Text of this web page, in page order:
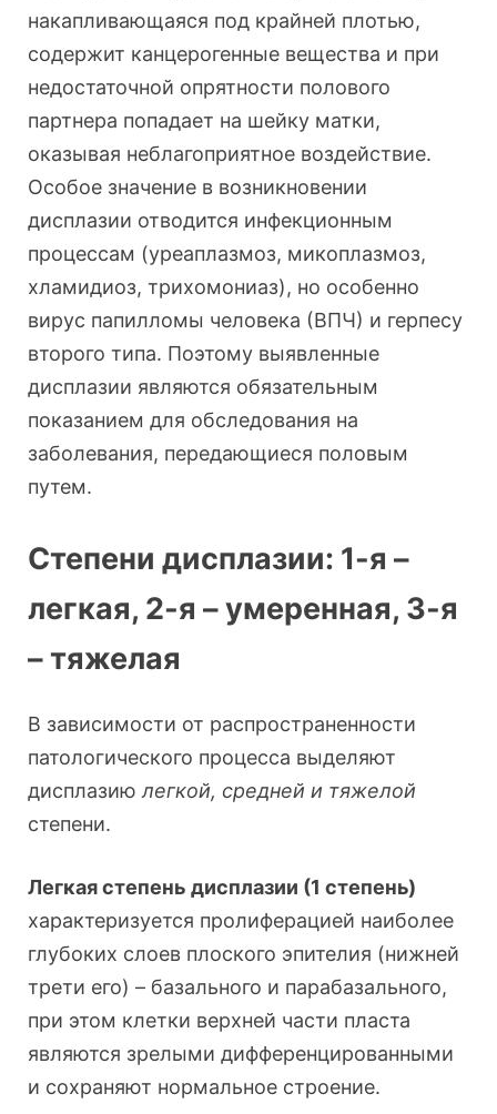
накапливающаяся под крайней плотью,
содержит канцерогенные вещества и при
недостаточной опрятности полового
партнера попадает на шейку матки,
оказывая неблагоприятное воздействие.
Особое значение в возникновении
дисплазии отводится инфекционным
процессам (уреаплазмоз, микоплазмоз,
хламидиоз, трихомониаз), но особенно
вирус папилломы человека (ВПЧ) и герпесу
второго типа. Поэтому выявленные
дисплазии являются обязательным
показанием для обследования на
заболевания, передающиеся половым
путем.
Степени дисплазии: 1-я –
легкая, 2-я – умеренная, 3-я
– тяжелая
В зависимости от распространенности
патологического процесса выделяют
дисплазиюлегкой, средней и тяжелой
степени.
Легкая степень дисплазии (1 степень)
характеризуется пролиферацией наиболее
глубоких слоев плоского эпителия (нижней
трети его) – базального и парабазального,
при этом клетки верхней части пласта
являются зрелыми дифференцированными
и сохраняют нормальное строение.